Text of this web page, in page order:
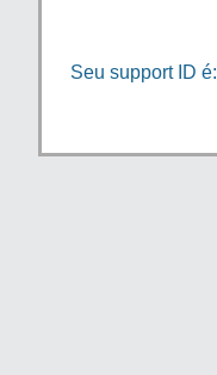
Seu support ID é: